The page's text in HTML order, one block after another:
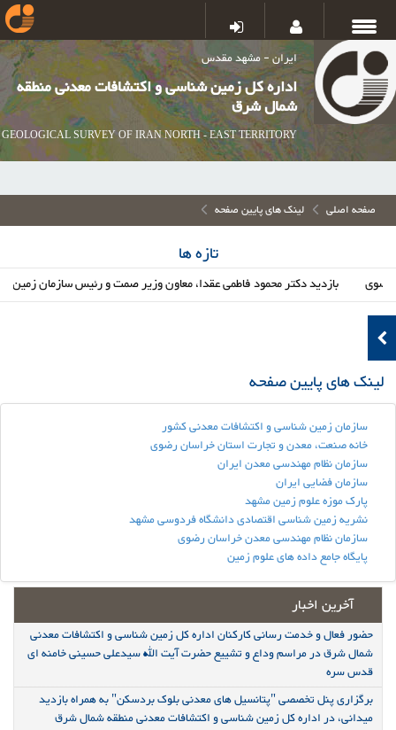
ایران - مشهد مقدس
اداره کل زمین شناسی و اکتشافات معدنی منطقه
شمال شرق
GEOLOGICAL SURVEY OF IRAN NORTH - EAST TERRITORY
صفحه اصلی لینک های پایین صفحه
تازه ها
بازدید دکتر محمود فاطمی عقدا، معاون وزیر صمت و رئیس سازمان زمین
لینک های پایین صفحه
سازمان زمین شناسی و اکتشافات معدنی کشور
خانه صنعت، معدن و تجارت استان خراسان رضوی
سازمان نظام مهندسی معدن ایران
سازمان فضایی ایران
پارک موزه علوم زمین مشهد
نشریه زمین شناسی اقتصادی دانشگاه فردوسی مشهد
سازمان نظام مهندسی معدن خراسان رضوی
پایگاه جامع داده های علوم زمین
آخرین اخبار
حضور فعال و خدمت رسانی کارکنان اداره کل زمین شناسی و اکتشافات معدنی
شمال شرق در مراسم وداع و تشییع حضرت آیت الله سیدعلی حسینی خامنه ای
قدس سره
برگزاری پنل تخصصی "پتانسیل های معدنی بلوک بردسکن" به همراه بازدید
میدانی، در اداره کل زمین شناسی و اکتشافات معدنی منطقه شمال شرق